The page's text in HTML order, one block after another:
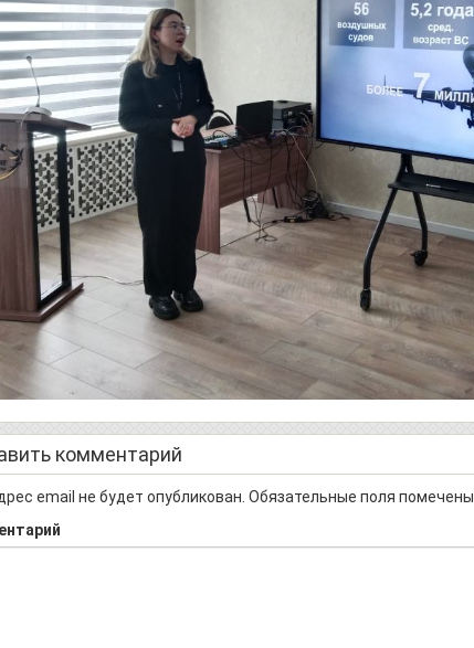
комментарий
email не будет опубликован. Обязательные поля помечены